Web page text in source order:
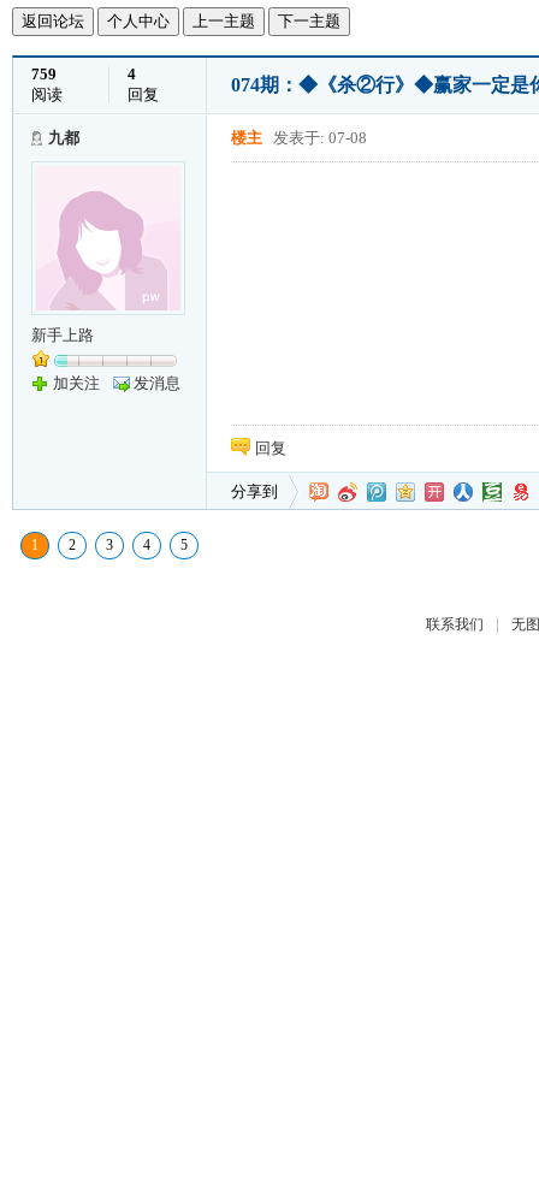
返回论坛 个人中心 上一主题 下一主题
759
阅读
4
回复
074期：◆《杀②行》◆赢家一定是
九都
新手上路
加关注 发消息
楼主 发表于: 07-08
回复
分享到
1 2 3 4 5
联系我们 | 无